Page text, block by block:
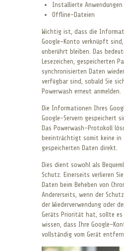
Installierte Anwendungen
Offline-Dateien
Wichtig ist, dass die
Google-Konto verknüpft sind,
unberührt bleiben. Das
Lesezeichen, gespeicherten
synchronisierten Daten
verfügbar sind, sobald Sie
Powerwash erneut anmelden.
Die Informationen Ihres
Google-Servern gespeichert
Das Powerwash-Protokoll
beeinträchtigt somit keine in
gespeicherten Daten direkt.
Dies dient sowohl als
Schutz. Einerseits verlieren
Daten beim Beheben von
Andererseits, wenn der
der Wiederverwendung oder
Geräts Priorität hat, sollte es
wissen, dass Ihre Google-
vollständig vom Gerät